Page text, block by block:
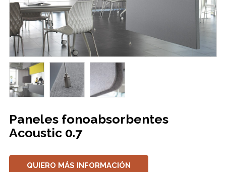
Paneles fonoabsorbentes
Acoustic 0.7
QUIERO MÁS INFORMACIÓN